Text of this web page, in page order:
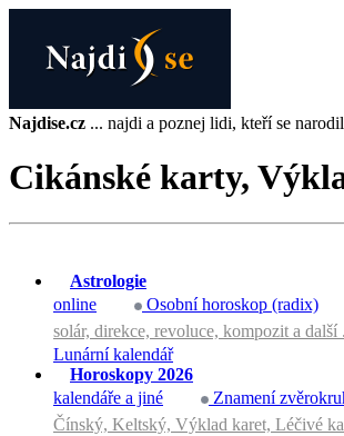
Najdise.cz ... najdi a poznej lidi, kteří se
Cikánské karty,
Astrologie
online
Osobní horoskop (radix)
solár, direkce, revoluce, kompozit a další
Lunární kalendář
Horoskopy 2026
kalendáře a jiné
Znamení
Čínský, Keltský, Výklad karet, Léčivé